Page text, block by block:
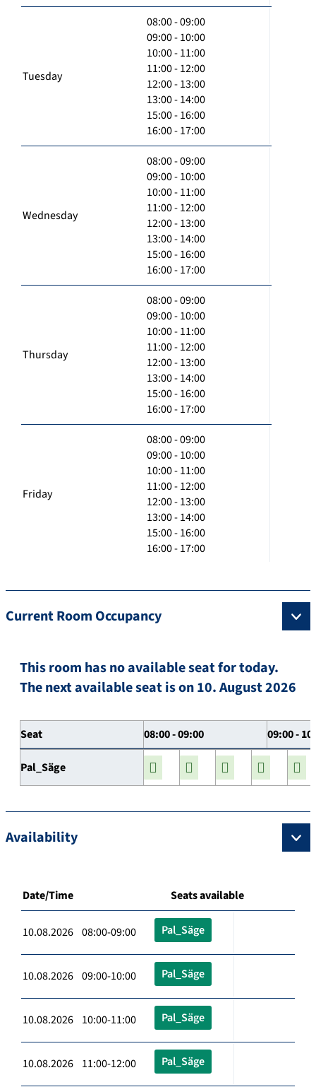
Tuesday
08:00 - 09:00
09:00 - 10:00
10:00 - 11:00
11:00 - 12:00
12:00 - 13:00
13:00 - 14:00
15:00 - 16:00
16:00 - 17:00
Wednesday
08:00 - 09:00
09:00 - 10:00
10:00 - 11:00
11:00 - 12:00
12:00 - 13:00
13:00 - 14:00
15:00 - 16:00
16:00 - 17:00
Thursday
08:00 - 09:00
09:00 - 10:00
10:00 - 11:00
11:00 - 12:00
12:00 - 13:00
13:00 - 14:00
15:00 - 16:00
16:00 - 17:00
Friday
08:00 - 09:00
09:00 - 10:00
10:00 - 11:00
11:00 - 12:00
12:00 - 13:00
13:00 - 14:00
15:00 - 16:00
16:00 - 17:00
Current Room Occupancy
This room has no available seat for today.
The next available seat is on 10. August 2026
Seat 08:00 - 09:00 09:00 -
Pal_Säge
Availability
Date/Time Seats available
10.08.2026 08:00-09:00 Pal_Säge
10.08.2026 09:00-10:00 Pal_Säge
10.08.2026 10:00-11:00 Pal_Säge
10.08.2026 11:00-12:00 Pal_Säge